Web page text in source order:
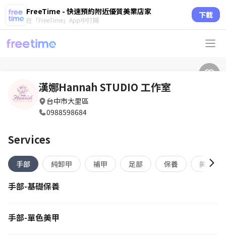
FreeTime - 快速預約附近優質美業店家
在「FreeTime」App中打開 下載
漢娜Hannah STUDIO 工作室
台中市大里區
0988598684
Services
手部 純卸甲 補甲 足部 保養 美睫
手部-基礎保養
手部-單色美甲